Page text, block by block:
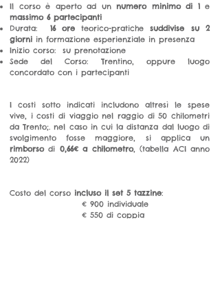
Il corso è aperto ad un numero minimo di 1 e
massimo 6 partecipanti
Durata: 16 oreteorico-pratichesuddivise su 2
giorni in formazione esperienziale in presenza
Inizio corso: su prenotazione
Sede del Corso: Trentino, oppure luogo
concordato con i partecipanti
I costi sotto indicati includono altresì le spese
vive, i costi di viaggio nel raggio di 50 chilometri
da Trento;. nel caso in cui la distanza dal luogo di
svolgimento fosse maggiore, si applica un
rimborsodi 0,66€ a chilometro, (tabella ACI anno
2022)​
Costo del corso incluso il set 5 tazzine:
€ 900 individuale
€ 550 di coppia